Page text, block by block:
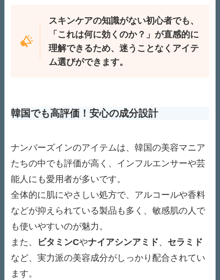
スキンケアの知識がない初心者でも、
「これは何に効くのか？」が直感的に
理解できるため、迷うことなくアイテ
ム選びができます。
韓国でも高評価！安心の成分設計
ナンバーズインのアイテムは、韓国の美容マニア
たちの中でも評価が高く、インフルエンサーや芸
能人にも愛用者が多いです。
全体的に肌にやさしい処方で、アルコールや香料
などが抑えられている製品も多く、敏感肌の人で
も使いやすいのが魅力。
また、
ビタミンCやナイアシンアミド、 セラミド
など、実力派の美容成分がしっかり配合されてい
ます。